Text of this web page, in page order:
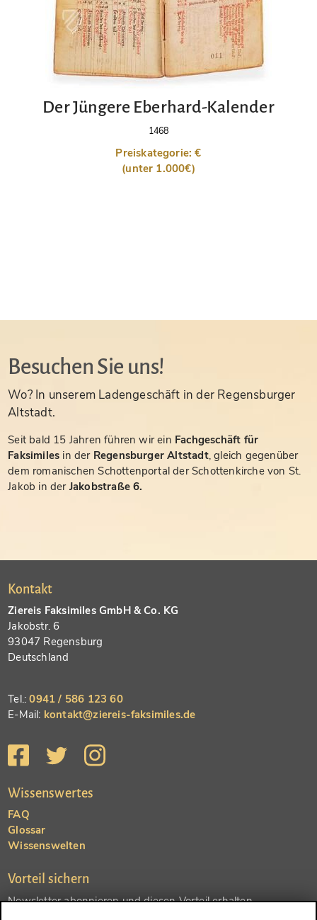
Der Jüngere Eberhard-Kalender
1468
Preiskategorie: €
(unter 1.000€)
Besuchen Sie uns!
Wo? In unserem Ladengeschäft in der Regensburger
Altstadt.
Seit bald 15 Jahren führen wir ein Fachgeschäft für
Faksimiles in der Regensburger Altstadt, gleich gegenüber
dem romanischen Schottenportal der Schottenkirche von St.
Jakob in der Jakobstraße 6.
Kontakt
Ziereis Faksimiles GmbH & Co. KG
Jakobstr. 6
93047 Regensburg
Deutschland
Tel.:0941 / 586 123 60
E-Mail: kontakt@ziereis-faksimiles.de
Wissenswertes
FAQ
Glossar
Wissenswelten
Vorteil sichern
Newsletter abonnieren und diesen Vorteil erhalten